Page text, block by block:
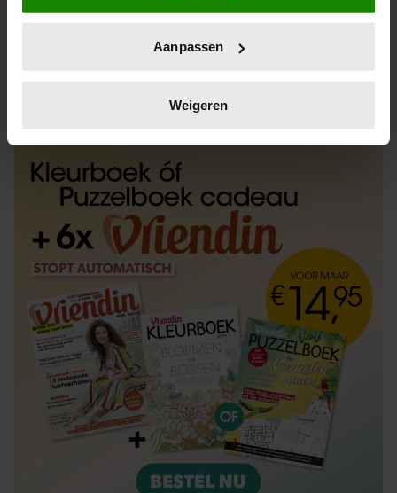
locatie, die tot een paar meter nauwkeurig kan zijn
scannen op specifieke eigenschappen (fingerprinting)
verwerkt en stel uw voorkeuren in het
intrekken in de Cookieverklaring.
We gebruiken cookies om content en advertenties te
personaliseren, om functies voor social media te bieden
en om ons websiteverkeer te analyseren. Ook delen we
informatie over uw gebruik van onze site met onze
partners voor social media, adverteren en analyse. Deze
partners kunnen deze gegevens combineren met andere
informatie die u aan ze heeft verstrekt of die ze hebben
verzameld op basis van uw gebruik van hun services. U
gaat akkoord met onze cookies als u onze website blijft
gebruiken.
Aanpassen
Weigeren